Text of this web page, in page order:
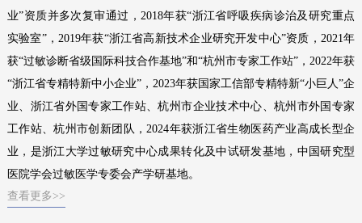
业”资质并多次复审通过，2018年获“浙江省呼吸疾病诊治及研究重点
实验室”，2019年获“浙江省高新技术企业研究开发中心”资质，2021年
获“过敏诊断省级国际科技合作基地”和“杭州市专家工作站”，2022年获
“浙江省专精特新中小企业”，2023年获国家工信部专精特新“小巨人”企
业、浙江省外国专家工作站、杭州市企业技术中心、杭州市外国专家
工作站、杭州市创新团队，2024年获浙江省生物医药产业高成长型企
业，是浙江大学过敏研究中心成果转化及中试研发基地，中国研究型
医院学会过敏医学专委会产学研基地。
查看更多>>